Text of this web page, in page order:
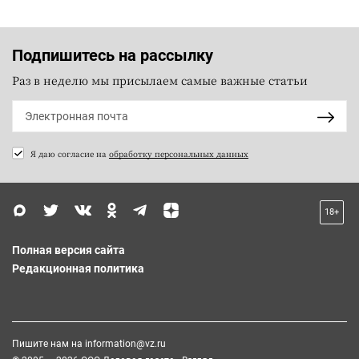
Подпишитесь на рассылку
Раз в неделю мы присылаем самые важные статьи
Я даю согласие на обработку персональных данных
18+
Полная версия сайта
Редакционная политика
Пишите нам на information@vz.ru